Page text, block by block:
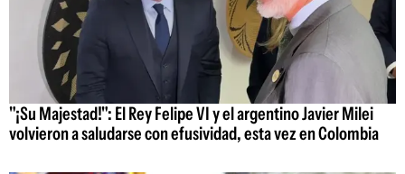
"¡Su Majestad!": El Rey Felipe VI y el argentino Javier Milei
volvieron a saludarse con efusividad, esta vez en Colombia